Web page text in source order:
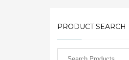
PRODUCT SEARCH